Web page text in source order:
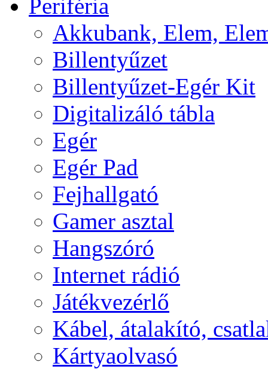
Periféria
Akkubank, Elem,
Billentyűzet
Billentyűzet-Egér Kit
Digitalizáló tábla
Egér
Egér Pad
Fejhallgató
Gamer asztal
Hangszóró
Internet rádió
Játékvezérlő
Kábel, átalakító,
Kártyaolvasó